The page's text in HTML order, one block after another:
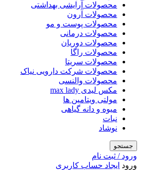
محصولات آرایشی بهداشتی
محصولات آرون
محصولات پوست و مو
محصولات درمانی
محصولات دوریان
محصولات راگا
محصولات سریتا
محصولات شرکت دارویی نیاک
محصولات والنسی
مکس لیدی max lady
مولتی ویتامین ها
میوه و دانه گیاهی
نبات
نوشاد
جستجو
ورود / ثبت نام
ورود ایجاد حساب کاربری